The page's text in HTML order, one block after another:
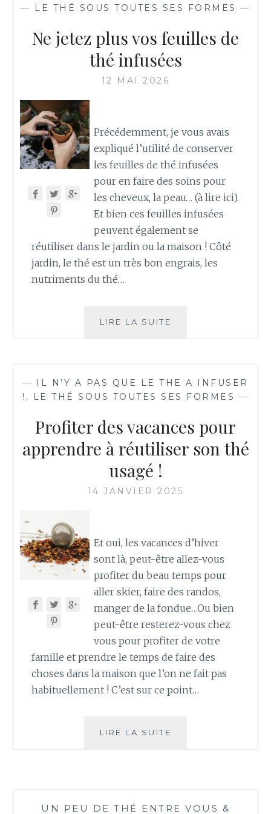
— LE THÉ SOUS TOUTES SES FORMES —
Ne jetez plus vos feuilles de
thé infusées
12 MAI 2026
Précédemment, je vous avais
expliqué l’utilité de conserver
les feuilles de thé infusées
pour en faire des soins pour
les cheveux, la peau… (à lire ici).
Et bien ces feuilles infusées
peuvent également se
réutiliser dans le jardin ou la maison ! Côté
jardin, le thé est un très bon engrais, les
nutriments du thé…
LIRE LA SUITE
DE
THÉ
— IL N’Y A PAS QUE LE THE A INFUSER
! , LE THÉ SOUS TOUTES SES FORMES —
Profiter des vacances pour
apprendre à réutiliser son thé
usagé !
14 JANVIER 2025
Et oui, les vacances d’hiver
sont là, peut-être allez-vous
profiter du beau temps pour
aller skier, faire des randos,
manger de la fondue…Ou bien
peut-être resterez-vous chez
vous pour profiter de votre
famille et prendre le temps de faire des
choses dans la maison que l’on ne fait pas
habituellement ! C’est sur ce point…
LIRE LA SUITE
RÉUTILISER
UN PEU DE THÉ ENTRE VOUS &